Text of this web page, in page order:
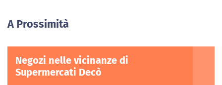
A Prossimità
Negozi nelle vicinanze di
Supermercati Decò